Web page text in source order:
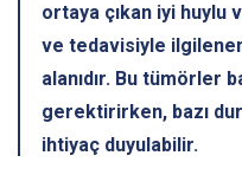
ortaya çıkan iyi huylu
ve tedavisiyle
alanıdır. Bu tümörler
gerektirirken, bazı
ihtiyaç duyulabilir.